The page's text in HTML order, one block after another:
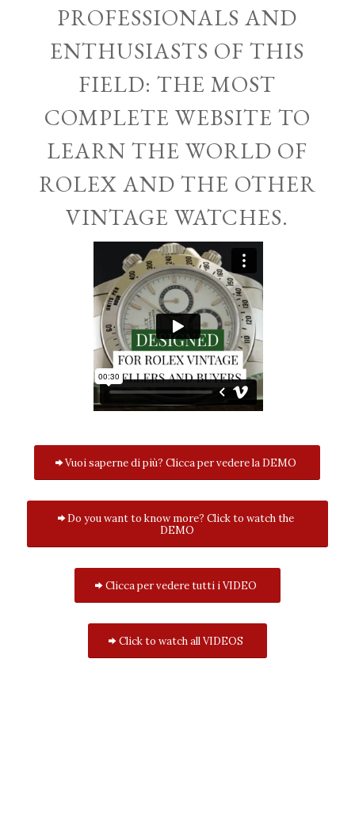
PROFESSIONALS AND
ENTHUSIASTS OF THIS
FIELD: THE MOST
COMPLETE WEBSITE TO
LEARN THE WORLD OF
ROLEX AND THE OTHER
VINTAGE WATCHES.
Vuoi saperne di più? Clicca per vedere la DEMO
Do you want to know more? Click to watch the
DEMO
Clicca per vedere tutti i VIDEO
Click to watch all VIDEOS